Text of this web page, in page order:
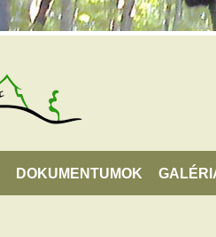
DOKUMENTUMOK